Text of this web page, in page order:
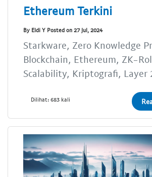
Ethereum Terkini
By Eldi Y Posted on 27 Jul, 2024
Starkware, Zero Knowledge
Blockchain, Ethereum, ZK-
Scalability, Kriptografi, Layer
Dilihat: 683 kali